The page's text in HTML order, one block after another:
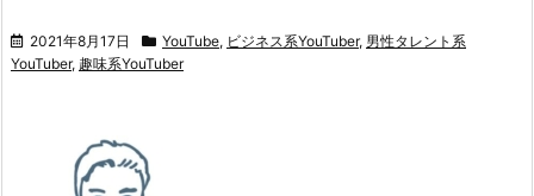
2021年8月17日 YouTube, ビジネス系YouTuber, 男性タレント系
YouTuber, 趣味系YouTuber